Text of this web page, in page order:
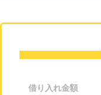
借り入れ金額